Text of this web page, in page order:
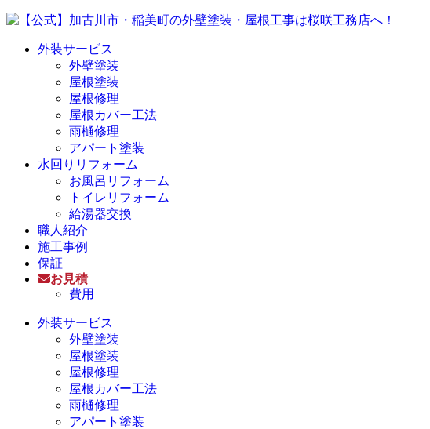
外装サービス
外壁塗装
屋根塗装
屋根修理
屋根カバー工法
雨樋修理
アパート塗装
水回りリフォーム
お風呂リフォーム
トイレリフォーム
給湯器交換
職人紹介
施工事例
保証
お見積
費用
外装サービス
外壁塗装
屋根塗装
屋根修理
屋根カバー工法
雨樋修理
アパート塗装